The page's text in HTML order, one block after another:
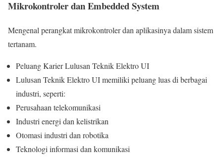
Mikrokontroler dan Embedded System
Mengenal perangkat mikrokontroler dan aplikasinya dalam sistem
tertanam.
Peluang Karier Lulusan Teknik Elektro UI
Lulusan Teknik Elektro UI memiliki peluang luas di berbagai
industri, seperti:
Perusahaan telekomunikasi
Industri energi dan kelistrikan
Otomasi industri dan robotika
Teknologi informasi dan komunikasi